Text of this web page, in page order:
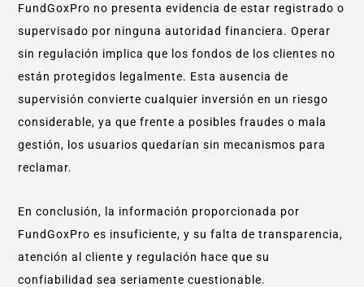
FundGoxPro no presenta evidencia de estar registrado o
supervisado por ninguna autoridad financiera. Operar
sin regulación implica que los fondos de los clientes no
están protegidos legalmente. Esta ausencia de
supervisión convierte cualquier inversión en un riesgo
considerable, ya que frente a posibles fraudes o mala
gestión, los usuarios quedarían sin mecanismos para
reclamar.
En conclusión, la información proporcionada por
FundGoxPro es insuficiente, y su falta de transparencia,
atención al cliente y regulación hace que su
confiabilidad sea seriamente cuestionable.